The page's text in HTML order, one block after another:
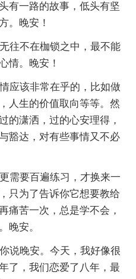
有一路的故事，低头有坚
。晚安！
往不在枷锁之中，最不能
情。晚安！
应该非常在乎的，比如做
人生的价值取向等等。然
的潇洒，过的心安理得，
豁达，对有些事情又不必
需要百遍练习，才换来一
只为了告诉你它想要教给
痛苦一次，总是学不会，
晚安。
说晚安。今天，我好像很
了，我们恋爱了八年，最